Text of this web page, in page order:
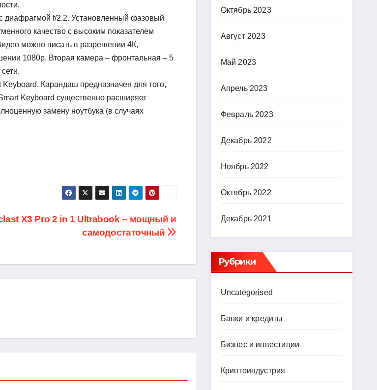
диафрагмой f/2.2. Установленный фазовый
качество с высоким показателем
можно писать в разрешении 4К,
1080p. Вторая камера – фронтальная – 5
Карандаш предназначен для того,
Keyboard существенно расширяет
замену ноутбука (в случаях
X3 Pro 2 in 1 Ultrabook – мощный и
самодостаточный
Октябрь 2023
Август 2023
Май 2023
Апрель 2023
Февраль 2023
Декабрь 2022
Ноябрь 2022
Октябрь 2022
Декабрь 2021
Рубрики
Uncategorised
Банки и кредиты
Бизнес и инвестиции
Криптоиндустрия